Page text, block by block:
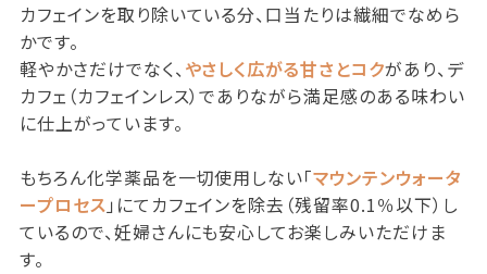
カフェインを取り除いている分、口当たりは繊細でなめら
かです。
軽やかさだけでなく、やさしく広がる甘さとコクがあり、デ
カフェ（カフェインレス）でありながら満足感のある味わい
に仕上がっています。
もちろん化学薬品を一切使用しない「マウンテンウォータ
ープロセス 」にてカフェインを除去（残留率0.1％以下）し
ているので、妊婦さんにも安心してお楽しみいただけま
す。